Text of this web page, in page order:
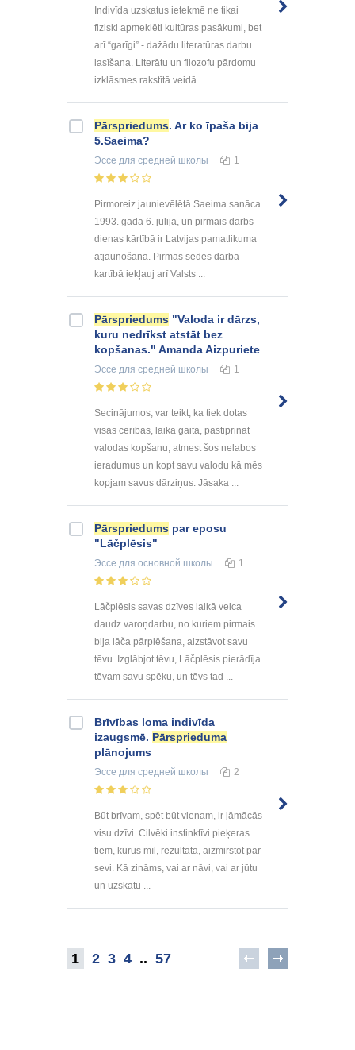
Indivīda uzskatus ietekmē ne tikai
fiziski apmeklēti kultūras pasākumi, bet
arī “garīgi” - dažādu literatūras darbu
lasīšana. Literātu un filozofu pārdomu
izklāsmes rakstītā veidā ...
Pārspriedums. Ar ko īpaša bija
5.Saeima?
Эссе для средней школы 1
Pirmoreiz jaunievēlētā Saeima sanāca
1993. gada 6. julijā, un pirmais darbs
dienas kārtībā ir Latvijas pamatlikuma
atjaunošana. Pirmās sēdes darba
kartībā iekļauj arī Valsts ...
Pārspriedums "Valoda ir dārzs,
kuru nedrīkst atstāt bez
kopšanas." Amanda Aizpuriete
Эссе для средней школы 1
Secinājumos, var teikt, ka tiek dotas
visas cerības, laika gaitā, pastiprināt
valodas kopšanu, atmest šos nelabos
ieradumus un kopt savu valodu kā mēs
kopjam savus dārziņus. Jāsaka ...
Pārspriedums par eposu
"Lāčplēsis"
Эссе для основной школы 1
Lāčplēsis savas dzīves laikā veica
daudz varoņdarbu, no kuriem pirmais
bija lāča pārplēšana, aizstāvot savu
tēvu. Izglābjot tēvu, Lāčplēsis pierādīja
tēvam savu spēku, un tēvs tad ...
Brīvības loma indivīda
izaugsmē. Pārsprieduma
plānojums
Эссе для средней школы 2
Būt brīvam, spēt būt vienam, ir jāmācās
visu dzīvi. Cilvēki instinktīvi pieķeras
tiem, kurus mīl, rezultātā, aizmirstot par
sevi. Kā zināms, vai ar nāvi, vai ar jūtu
un uzskatu ...
1 2 3 4 .. 57